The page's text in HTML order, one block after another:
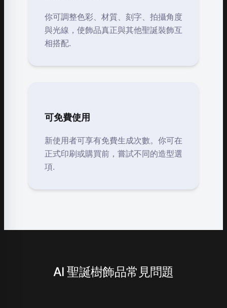
你可調整色彩、材質、刻字、拍攝角度
與光線，使飾品真正與其他聖誕裝飾互
相搭配.
可免費使用
新使用者可享有免費生成次數。你可在
正式印刷或購買前，嘗試不同的造型選
項.
AI 聖誕樹飾品常見問題